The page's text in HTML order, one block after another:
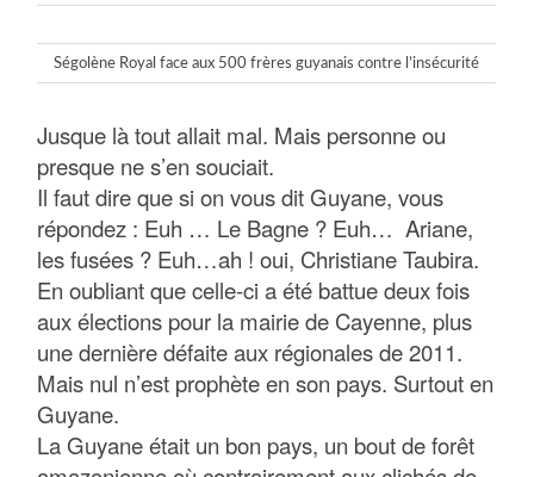
Ségolène Royal face aux 500 frères guyanais contre l’insécurité
Jusque là tout allait mal. Mais personne ou
presque ne s’en souciait.
Il faut dire que si on vous dit Guyane, vous
répondez : Euh … Le Bagne ? Euh… Ariane,
les fusées ? Euh…ah ! oui, Christiane Taubira.
En oubliant que celle-ci a été battue deux fois
aux élections pour la mairie de Cayenne, plus
une dernière défaite aux régionales de 2011.
Mais nul n’est prophète en son pays. Surtout en
Guyane.
La Guyane était un bon pays, un bout de forêt